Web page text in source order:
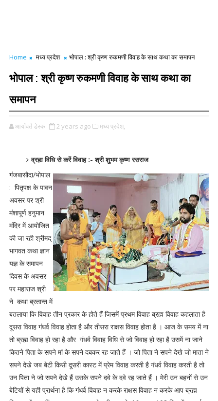
Home मध्य प्रदेश भोपाल : श्री कृष्ण रुकमणी विवाह के साथ कथा का समापन
भोपाल : श्री कृष्ण रुकमणी विवाह के साथ कथा का
समापन
आर्यावर्त डेस्क 2 years ago मध्य प्रदेश,
व्रह्म विधि से करें विवाह :- श्री शुभम कृष्ण रसराज
गंजबासौदा/भोपाल
: पितृपक्ष के पावन
अवसर पर श्री
मंशापूर्ण हनुमान
मंदिर में आयोजित
की जा रही श्रीमद्
भागवत कथा ज्ञान
यज्ञ के समापन
दिवस के अवसर
पर महाराज श्री
ने कथा ब्रतान्त में
बतलाया कि विवाह तीन प्रकार के होते हैं जिसमें प्रथम विवाह ब्रह्म विवाह कहलाता है
दूसरा विवाह गंधर्व विवाह होता है और तीसरा राक्षस विवाह होता है । आज के समय में ना
तो ब्रह्म विवाह हो रहा है और गंधर्व विवाह विधि से जो विवाह हो रहा है उसमें ना जाने
कितने पिता के सपने मां के सपने दबकर रह जाते हैं । जो पिता ने सपने देखे जो माता ने
सपने देखे जब बेटी किसी दूसरी कास्ट में प्रेम विवाह करती है गंधर्व विवाह करती है तो
उन पिता ने जो सपने देखे हैं उसके सपने दवे के दवे रह जाते हैं । मेरी उन बहनों से उन
बेटियों से यही प्रार्थना है कि गंधर्व विवाह न करके राक्षस विवाह न करके आप ब्रह्म